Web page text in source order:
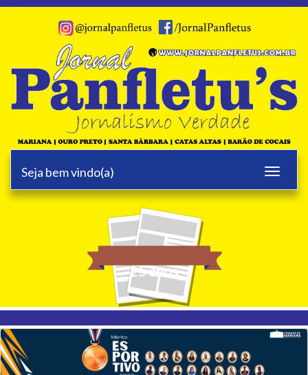
Toggle
Seja bem vindo(a)
25 anos